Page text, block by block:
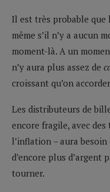
Il est très probable que
même s’il n’y a aucun
moment-là. A un
n’y aura plus assez de
croissant qu’on
Les distributeurs de
encore fragile, avec
l’inflation – aura
d’encore plus
tourner.